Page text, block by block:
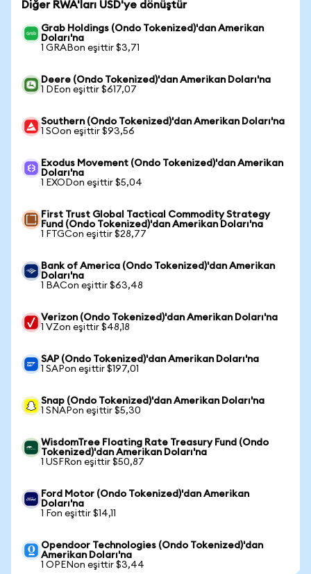
Diğer RWA'ları USD'ye dönüştür
Grab Holdings (Ondo Tokenized)'dan Amerikan
Doları'na
1 GRABon eşittir $3,71
Deere (Ondo Tokenized)'dan Amerikan Doları'na
1 DEon eşittir $617,07
Southern (Ondo Tokenized)'dan Amerikan Doları'na
1 SOon eşittir $93,56
Exodus Movement (Ondo Tokenized)'dan Amerikan
Doları'na
1 EXODon eşittir $5,04
First Trust Global Tactical Commodity Strategy
Fund (Ondo Tokenized)'dan Amerikan Doları'na
1 FTGCon eşittir $28,77
Bank of America (Ondo Tokenized)'dan Amerikan
Doları'na
1 BACon eşittir $63,48
Verizon (Ondo Tokenized)'dan Amerikan Doları'na
1 VZon eşittir $48,18
SAP (Ondo Tokenized)'dan Amerikan Doları'na
1 SAPon eşittir $197,01
Snap (Ondo Tokenized)'dan Amerikan Doları'na
1 SNAPon eşittir $5,30
WisdomTree Floating Rate Treasury Fund (Ondo
Tokenized)'dan Amerikan Doları'na
1 USFRon eşittir $50,87
Ford Motor (Ondo Tokenized)'dan Amerikan
Doları'na
1 Fon eşittir $14,11
Opendoor Technologies (Ondo Tokenized)'dan
Amerikan Doları'na
1 OPENon eşittir $3,44